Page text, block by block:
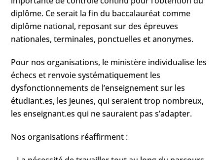
diplôme. Ce serait la fin du baccalauréat comme
diplôme national, reposant sur des épreuves
nationales, terminales, ponctuelles et anonymes.
Pour nos organisations, le ministère individualise les
échecs et renvoie systématiquement les
dysfonctionnements de l’enseignement sur les
étudiant.es, les jeunes, qui seraient trop nombreux,
les enseignant.es qui ne sauraient pas s’adapter.
Nos organisations réaffirment :